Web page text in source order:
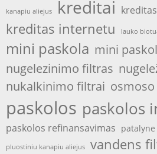
kanapiu aliejus kreditai kreditas
kreditas internetu lauko
mini paskola mini
nugelezinimo filtras
nukalkinimo filtrai
paskolos paskolos
paskolos refinansavimas patalyne
pluostiniu kanapiu aliejus vandens